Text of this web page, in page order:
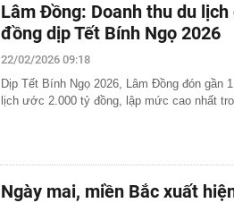
Lâm Đồng: Doanh thu du
đồng dịp Tết Bính Ngọ 2026
22/02/2026 09:18
Dịp Tết Bính Ngọ 2026, Lâm Đồng đón gần
lịch ước 2.000 tỷ đồng, lập mức cao nhất
Ngày mai, miền Bắc xuất